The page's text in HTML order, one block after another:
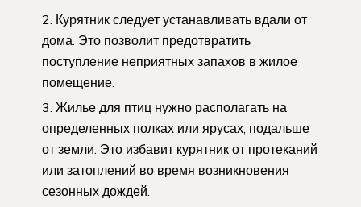
Курятник следует устанавливать вдали от
дома. Это позволит предотвратить
поступление неприятных запахов в жилое
помещение.
Жилье для птиц нужно располагать на
определенных полках или ярусах, подальше
от земли. Это избавит курятник от протеканий
или затоплений во время возникновения
сезонных дождей.